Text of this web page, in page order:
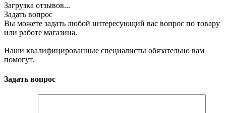
Загрузка отзывов...
Задать вопрос
Вы можете задать любой интересующий вас вопрос по товару
или работе магазина.
Наши квалифицированные специалисты обязательно вам
помогут.
Задать вопрос